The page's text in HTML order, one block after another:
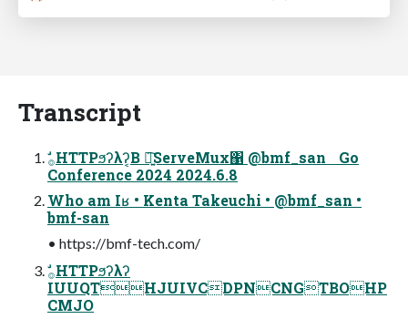
Transcript
Conference 2024 2024.6.8
Who am Iʁ • Kenta Takeuchi • @bmf_san •
bmf-san
• https://bmf-tech.com/
IUUQTHJUIVCDPNCNGTBOHP
CMJO